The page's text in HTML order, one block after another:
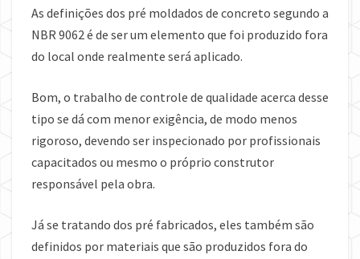
As definições dos pré moldados de concreto segundo a
NBR 9062 é de ser um elemento que foi produzido fora
do local onde realmente será aplicado.
Bom, o trabalho de controle de qualidade acerca desse
tipo se dá com menor exigência, de modo menos
rigoroso, devendo ser inspecionado por profissionais
capacitados ou mesmo o próprio construtor
responsável pela obra.
Já se tratando dos pré fabricados, eles também são
definidos por materiais que são produzidos fora do